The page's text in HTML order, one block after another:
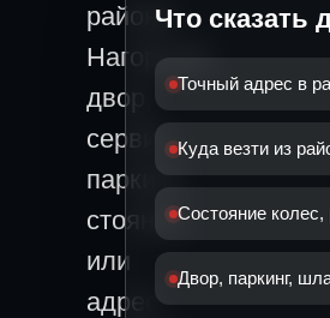
районе
Нагорный:
двор,
сервис,
паркинг,
стоянка
или
адрес
Что сказать
Точный адрес в
Куда везти из
Состояние колес,
Двор, паркинг,